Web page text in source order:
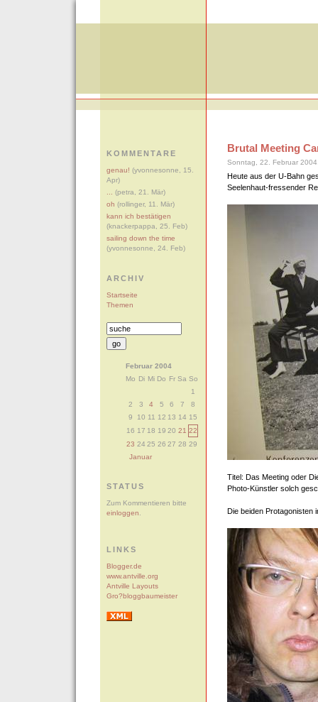
Brutal Meeting
Sonntag, 22. Februar
Heute aus der U-Bahn
Seelenhaut-fressender
Titel: Das Meeting oder
Photo-Künstler solch
Die beiden Protagonisten
KOMMENTARE
genau! (yvonnesonne, 15.
Apr)
(petra, 21. Mär)
oh (rollinger, 11. Mär)
kann ich bestätigen
(knackerpappa, 25. Feb)
sailing down the time
(yvonnesonne, 24. Feb)
ARCHIV
Startseite
Themen
Februar 2004
Mo Di Mi Do Fr Sa So
1
2
3 4 5 6 7
8
9
10 11 12 13 14 15
16 17 18 19 20 21 22
23 24 25 26 27 28 29
Januar
STATUS
Zum Kommentieren bitte
einloggen
LINKS
Blogger.de
www.antville.org
Antville Layouts
Gro?bloggbaumeister